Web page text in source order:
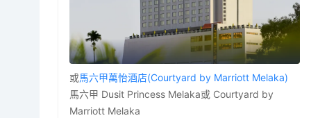
或馬六甲萬怡酒店(Courtyard by Marriott Melaka)
馬六甲 Dusit Princess Melaka或 Courtyard by
Marriott Melaka